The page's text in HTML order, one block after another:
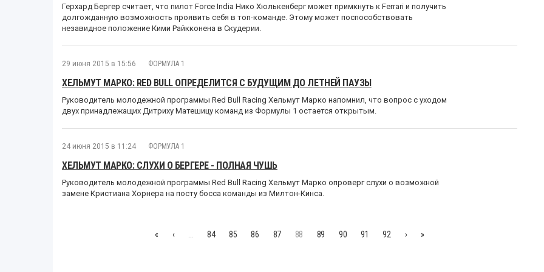
Герхард Бергер считает, что пилот Force India Нико Хюлькенберг может примкнуть к Ferrari и получить
долгожданную возможность проявить себя в топ-команде. Этому может поспособствовать
незавидное положение Кими Райкконена в Скудерии.
29 июня 2015 в 15:56 ФОРМУЛА 1
ХЕЛЬМУТ МАРКО: RED BULL ОПРЕДЕЛИТСЯ С БУДУЩИМ ДО ЛЕТНЕЙ ПАУЗЫ
Руководитель молодежной программы Red Bull Racing Хельмут Марко напомнил, что вопрос с уходом
двух принадлежащих Дитриху Матешицу команд из Формулы 1 остается открытым.
24 июня 2015 в 11:24 ФОРМУЛА 1
ХЕЛЬМУТ МАРКО: СЛУХИ О БЕРГЕРЕ - ПОЛНАЯ ЧУШЬ
Руководитель молодежной программы Red Bull Racing Хельмут Марко опроверг слухи о возможной
замене Кристиана Хорнера на посту босса команды из Милтон-Кинса.
« ‹ 84 85 86 87 88 89 90 91 92 › »